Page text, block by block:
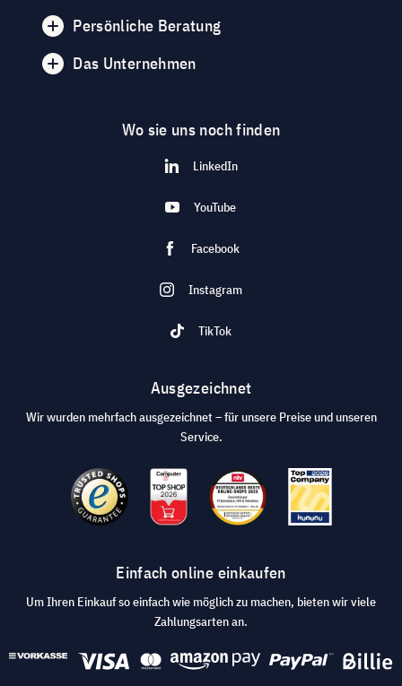
Persönliche Beratung
Das Unternehmen
Wo sie uns noch finden
LinkedIn
YouTube
Facebook
Instagram
TikTok
Ausgezeichnet
Wir wurden mehrfach ausgezeichnet – für unsere Preise und unseren
Service.
Einfach online einkaufen
Um Ihren Einkauf so einfach wie möglich zu machen, bieten wir viele
Zahlungsarten an.